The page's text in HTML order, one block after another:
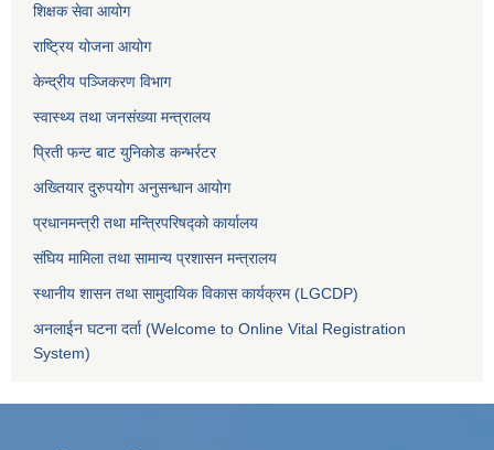
शिक्षक सेवा आयोग
राष्ट्रिय योजना आयोग
केन्द्रीय पञ्जिकरण विभाग
स्वास्थ्य तथा जनसंख्या मन्त्रालय
प्रिती फन्ट बाट युनिकोड कन्भर्रटर
अख्तियार दुरुपयोग अनुसन्धान आयोग
प्रधानमन्त्री तथा मन्त्रिपरिषद्को कार्यालय
संघिय मामिला तथा सामान्य प्रशासन मन्त्रालय
स्थानीय शासन तथा सामुदायिक विकास कार्यक्रम (LGCDP)
अनलाईन घटना दर्ता (Welcome to Online Vital Registration
System)